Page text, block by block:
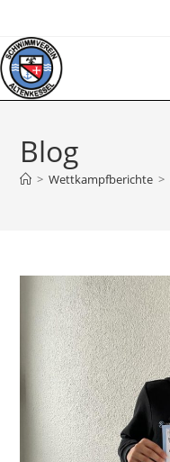
Inhalt
springen
Blog
> Wettkampfberichte >